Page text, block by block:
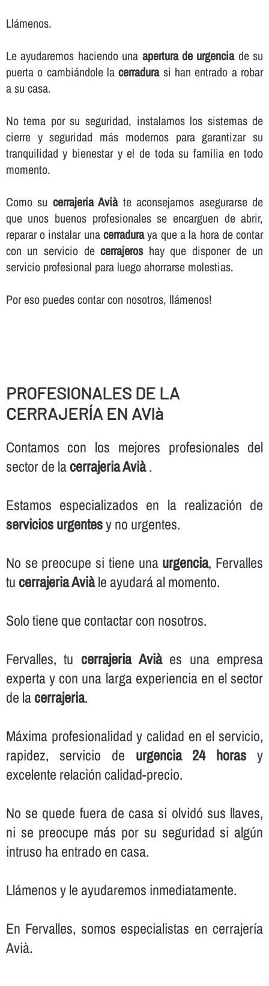
Llámenos.
Le ayudaremos haciendo una apertura de urgenciade su
puerta o cambiándole lacerradurasi han entrado a robar
a su casa.
No tema por su seguridad, instalamos los sistemas de
cierre y seguridad más modernos para garantizar su
tranquilidad y bienestar y el de toda su familia en todo
momento.
Como su cerrajeria Aviàte aconsejamos asegurarse de
que unos buenos profesionales se encarguen de abrir,
reparar o instalar unacerraduraya que a la hora de contar
con un servicio decerrajeroshay que disponer de un
servicio profesional para luego ahorrarse molestias.
Por eso puedes contar con nosotros, llámenos!
PROFESIONALES DE LA
CERRAJERÍ­A EN AVIà
Contamos con los mejores profesionales del
sector de lacerrajeria Avià.
Estamos especializados en la realización de
servicios urgentesy no urgentes.
No se preocupe si tiene una urgencia, Fervalles
tucerrajeria Aviàle ayudará al momento.
Solo tiene que contactar con nosotros.
Fervalles, tu cerrajeria Aviàes una empresa
experta y con una larga experiencia en el sector
de lacerrajeria.
Máxima profesionalidad y calidad en el servicio,
rapidez, servicio de urgencia 24 horas y
excelente relación calidad-precio.
No se quede fuera de casa si olvidó sus llaves,
ni se preocupe más por su seguridad si algún
intruso ha entrado en casa.
Llámenos y le ayudaremos inmediatamente.
En Fervalles, somos especialistas en cerrajerí­a
Avià.